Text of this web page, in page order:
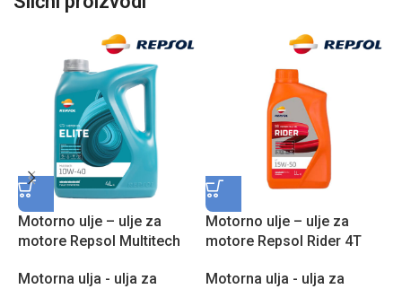
Motorno ulje – ulje za
motore Repsol Multitech
Motorna ulja - ulja za
Motorno ulje – ulje za
motore Repsol Rider 4T
Motorna ulja - ulja za